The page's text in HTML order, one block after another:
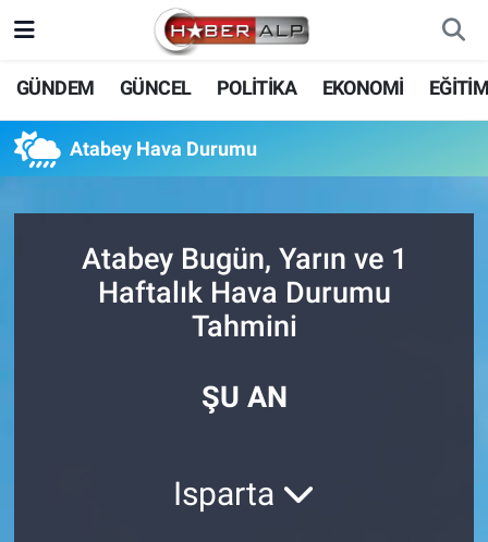
GÜNDEM GÜNCEL POLİTİKA EKONOMİ
Atabey Hava Durumu
Atabey Bugün, Yarın ve 1
Haftalık Hava Durumu
Tahmini
ŞU AN
Isparta
Nöbetçi Eczaneler
Hava Durumu
Süper Lig Puan Durumu ve Fikstür
Tüm Manşetler